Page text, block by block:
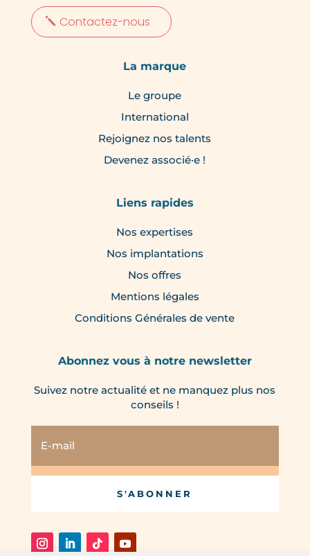
Contactez-nous
La marque
Le groupe
International
Rejoignez nos talents
Devenez associé·e !
Liens rapides
Nos expertises
Nos implantations
Nos offres
Mentions légales
Conditions Générales de vente
Abonnez vous à notre newsletter
Suivez notre actualité et ne manquez plus nos
conseils !
S'ABONNER